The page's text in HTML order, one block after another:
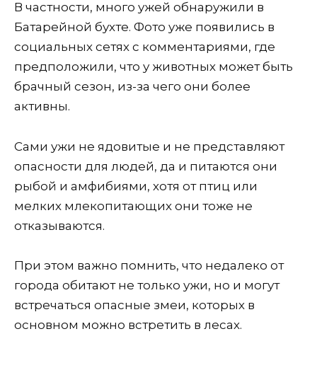
В частности, много ужей обнаружили в
Батарейной бухте. Фото уже появились в
социальных сетях с комментариями, где
предположили, что у животных может быть
брачный сезон, из-за чего они более
активны.
Сами ужи не ядовитые и не представляют
опасности для людей, да и питаются они
рыбой и амфибиями, хотя от птиц или
мелких млекопитающих они тоже не
отказываются.
При этом важно помнить, что недалеко от
города обитают не только ужи, но и могут
встречаться опасные змеи, которых в
основном можно встретить в лесах.